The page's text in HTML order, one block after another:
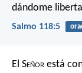
dándome
Salmo 118:5
El Señor está